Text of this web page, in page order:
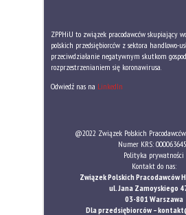
ZPPHiU to związek pracodawców skupiający
polskich przedsiębiorców z sektora handlowo-
przeciwdziałanie negatywnym skutkom
rozprzestrzenianiem się koronawirusa.
Odwiedź nas na LinkedIn
@2022 Związek Polskich
Numer KRS:
Polityka prywatności
Kontakt do nas:
Związek Polskich Pracodawców
ul. Jana Zamoyskiego
03-801 Warszawa
Dla przedsiębiorców –